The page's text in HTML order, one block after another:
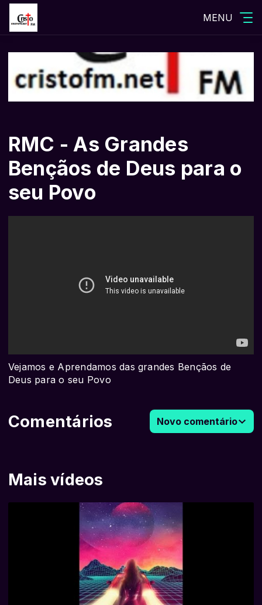
MENU
RMC - As Grandes
Bençãos de Deus para o
seu Povo
Mais vídeos
Vejamos e Aprendamos das grandes Bençãos de
Deus para o seu Povo
Comentários Novo comentário